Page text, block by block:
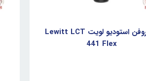
میکروفن استودیو لویت Lewitt LCT
441 Flex